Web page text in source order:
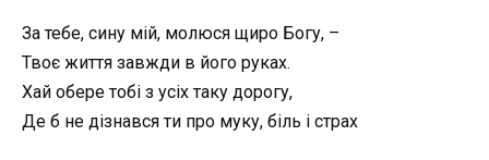
За тебе, сину мій, молюся щиро Богу, –
Твоє життя завжди в його руках.
Хай обере тобі з усіх таку дорогу,
Де б не дізнався ти про муку, біль і страх